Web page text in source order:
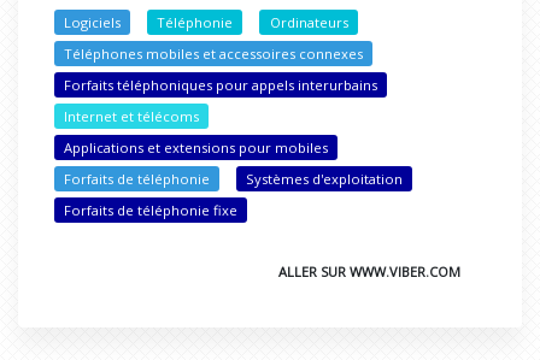
Logiciels Téléphonie
Ordinateurs
Téléphones mobiles et accessoires connexes
Forfaits téléphoniques pour appels interurbains
Internet et télécoms
Applications et extensions pour mobiles
Forfaits de téléphonie
Systèmes d'exploitation
Forfaits de téléphonie fixe
ALLER SUR WWW.VIBER.COM